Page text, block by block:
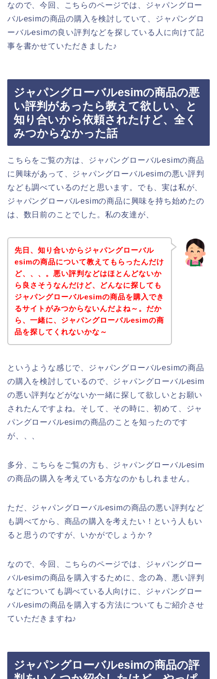
なので、今回、こちらのページでは、ジャパングロー
バルesimの商品の購入を検討していて、ジャパングロ
ーバルesimの良い評判などを探している人に向けて記
事を書かせていただきました♪
ジャパングローバルesimの商品の悪
い評判があったら教えて欲しい、と
知り合いから依頼されたけど、全く
みつからなかった話
こちらをご覧の方は、ジャパングローバルesimの商品
に興味があって、ジャパングローバルesimの悪い評判
なども調べているのだと思います。でも、実は私が、
ジャパングローバルesimの商品に興味を持ち始めたの
は、数日前のことでした。私の友達が、
先日、知り合いからジャパングローバル
esimの商品について教えてもらったんだけ
ど、、、。悪い評判などはほとんどないか
ら良さそうなんだけど、どんなに探しても
ジャパングローバルesimの商品を購入でき
るサイトがみつからないんだよね～。だか
ら、一緒に、ジャパングローバルesimの商
品を探してくれないかな～
というような感じで、ジャパングローバルesimの商品
の購入を検討しているので、ジャパングローバルesim
の悪い評判などがないか一緒に探して欲しいとお願い
されたんですよね。そして、その時に、初めて、ジャ
パングローバルesimの商品のことを知ったのです
が、、、
多分、こちらをご覧の方も、ジャパングローバルesim
の商品の購入を考えている方なのかもしれません。
ただ、ジャパングローバルesimの商品の悪い評判など
も調べてから、商品の購入を考えたい！という人もい
ると思うのですが、いかがでしょうか？
なので、今回、こちらのページでは、ジャパングロー
バルesimの商品を購入するために、念の為、悪い評判
などについても調べている人向けに、ジャパングロー
バルesimの商品を購入する方法についてもご紹介させ
ていただきますね♪
ジャパングローバルesimの商品の評